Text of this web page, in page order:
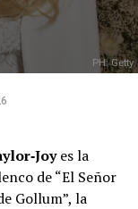
PH: Getty
es la
de “El Señor
Gollum”, la